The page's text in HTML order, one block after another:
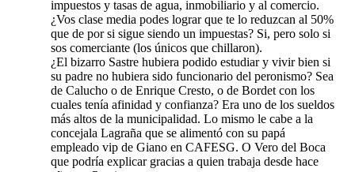
impuestos y tasas de agua, inmobiliario y al comercio.
¿Vos clase media podes lograr que te lo reduzcan al 50%
que de por si sigue siendo un impuestas? Si, pero solo si
sos comerciante (los únicos que chillaron).
¿El bizarro Sastre hubiera podido estudiar y vivir bien si
su padre no hubiera sido funcionario del peronismo? Sea
de Calucho o de Enrique Cresto, o de Bordet con los
cuales tenía afinidad y confianza? Era uno de los sueldos
más altos de la municipalidad. Lo mismo le cabe a la
concejala Lagraña que se alimentó con su papá
empleado vip de Giano en CAFESG. O Vero del Boca
que podría explicar gracias a quien trabaja desde hace